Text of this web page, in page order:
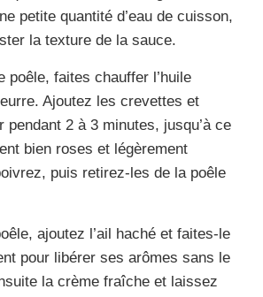
petite quantité d’eau de cuisson,
la texture de la sauce.
poêle, faites chauffer l’huile
Ajoutez les crevettes et
pendant 2 à 3 minutes, jusqu’à ce
bien roses et légèrement
puis retirez-les de la poêle
ajoutez l’ail haché et faites-le
pour libérer ses arômes sans le
la crème fraîche et laissez